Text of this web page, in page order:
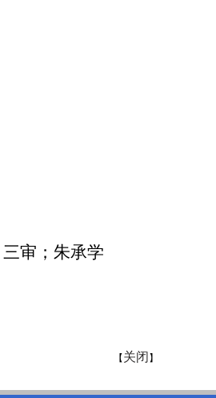
三审；朱承学
【 关闭 】